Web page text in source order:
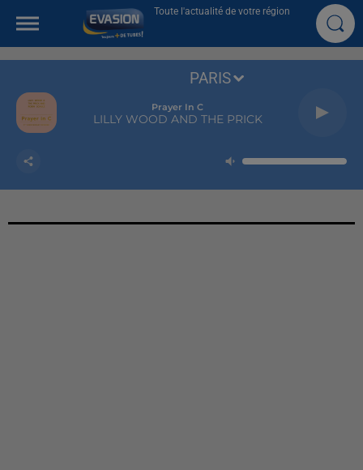
Toute l'actualité de votre région
Prayer In C
LILLY WOOD AND THE PRICK
PARIS